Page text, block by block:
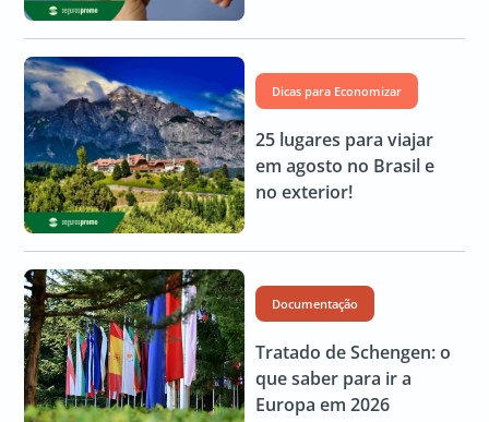
Dicas para Economizar
25 lugares para viajar
em agosto no Brasil e
no exterior!
Documentação
Tratado de Schengen: o
que saber para ir a
Europa em 2026